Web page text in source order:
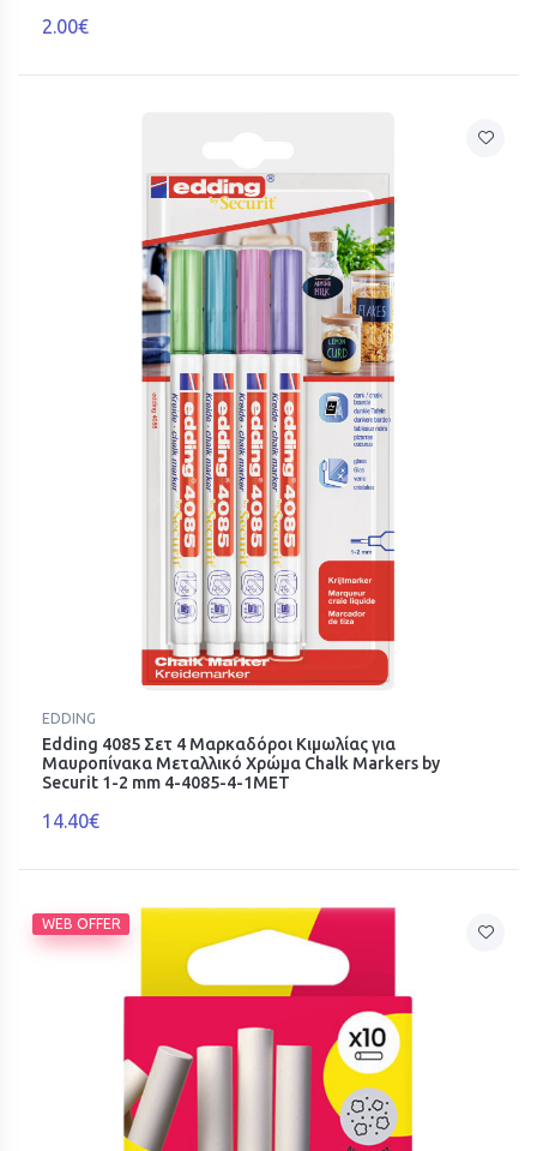
2.00€
EDDING
Edding 4085 Σετ 4 Μαρκαδόροι Κιμωλίας για
Μαυροπίνακα Μεταλλικό Χρώμα Chalk Markers by
Securit 1-2 mm 4-4085-4-1MET
14.40€
WEB OFFER